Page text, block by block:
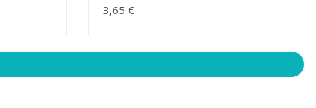
3,65 €AÑADIR AL CARRITO